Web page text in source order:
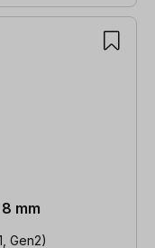
mm
Gen2)